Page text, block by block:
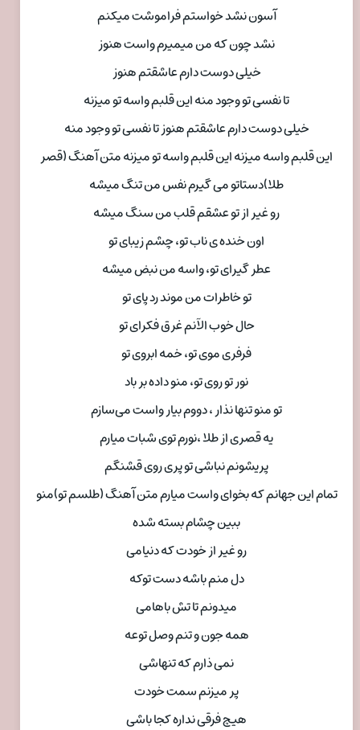
آسون نشد خواستم فراموشت میکنم
نشد چون که من میمیرم واست هنوز
خیلی دوست دارم عاشقتم هنوز
تا نفسی تو وجود منه این قلبم واسه تو میزنه
خیلی دوست دارم عاشقتم هنوز تا نفسی تو وجود منه
این قلبم واسه میزنه این قلبم واسه تو میزنه متن آهنگ (قصر
طلا)دستاتو می گیرم نفس من تنگ میشه
رو غیر از تو عشقم قلب من سنگ میشه
اون خنده ی ناب تو، چشم زیبای تو
عطر گیرای تو، واسه من نبض میشه
تو خاطرات من موند رد پای تو
حال خوب الآنم غرق فکرای تو
فرفری موی تو، خمه ابروی تو
نور تو روی تو، منو داده بر باد
تو منو تنها نذار ، دووم بیار واست می‌سازم
یه قصری از طلا ،نورم توی شبات میارم
پریشونم نباشی تو پری روی قشنگم
تمام این جهانم که بخوای واست میارم متن آهنگ (طلسم تو)منو
ببین چشام بسته شده
رو غیر از خودت که دنیامی
دل منم باشه دست توکه
میدونم تا تش باهامی
همه جون و تنم وصل توعه
نمی ذارم که تنهاشی
پر میزنم سمت خودت
هیچ فرقی نداره کجا باشی